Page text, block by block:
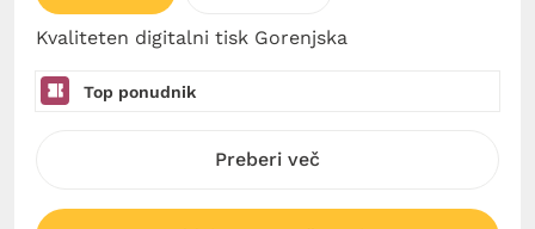
Kvaliteten digitalni tisk Gorenjska
Top ponudnik
Preberi več